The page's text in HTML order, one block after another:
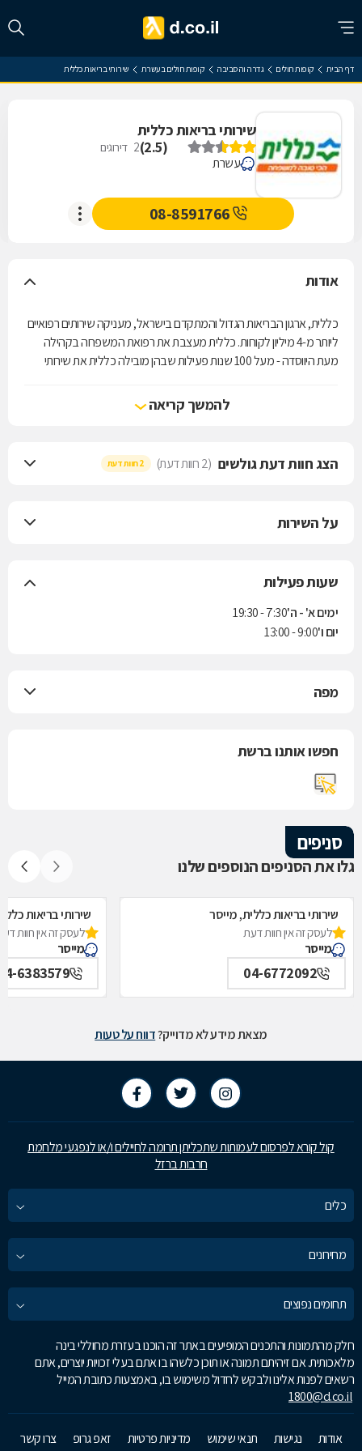
דף הבית קופות חולים גדרה והסביבה קופות חולים בעשרת שירותי בריאות כללית
שירותי בריאות כללית
(
2.5
)
2 דירוגים
עשרת
08-8591766
אודות
כללית, ארגון הבריאות הגדול והמתקדם בישראל, מעניקה שירותים רפואיים
ליותר מ-4 מיליון לקוחות. כללית מעצבת את רפואת המשפחה בקהילה
מעת היווסדה - מעל 100 שנות פעילות שבהן מובילה כללית את שירותי
להמשך קריאה
הצג חוות דעת גולשים (2 חוות דעת) 2 חוות דעת
על השירות
שעות פעילות
ימים א' - ה'7:30 - 19:30
יום ו'9:00 - 13:00
מפה
חפשו אותנו ברשת
סניפים
גלו את הסניפים הנוספים שלנו
שירותי בריאות כללית, מייסר
לעסק זה אין חוות דעת
מייסר
04-6772092
שירותי בריאות
לעסק זה אין חוות
מייסר
6383579
מצאת מידע לא מדוייק?דווח על טעות
קול קורא לפרסום לעמותות שתכליתן תרומה לחיילים ו/או לנפגעי מלחמת
חרבות ברזל
כלים
מחירונים
תחומים נפוצים
חלק מהתמונות והתכנים המופיעים באתר זה הוכנו בעזרת מחוללי בינה
מלאכותית. אם זיהיתם תמונה או תוכן כלשהו בו אתם בעלי זכויות יוצרים, אתם
רשאים לפנות אלינו ולבקש לחדול משימוש בו, באמצעות כתובת המייל
1800@d.co.il
אודות נגישות תנאי שימוש מדיניות פרטיות זאפ גרופ צרו קשר